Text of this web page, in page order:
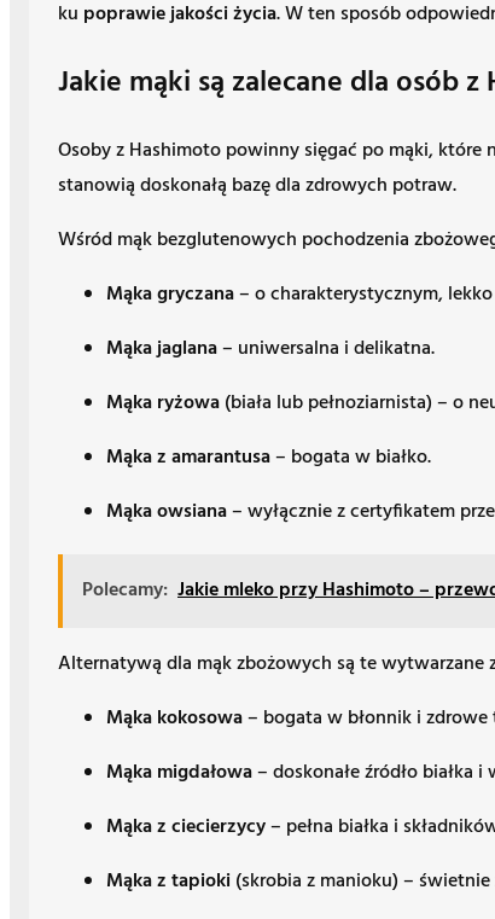
ku poprawie jakości życia. W ten sposób
Jakie mąki są zalecane dla osób z
Osoby z Hashimoto powinny sięgać po mąki,
stanowią doskonałą bazę dla zdrowych potraw.
Wśród mąk bezglutenowych pochodzenia
Mąka gryczana– o charakterystycznym,
Mąka jaglana– uniwersalna i delikatna.
Mąka ryżowa(biała lub pełnoziarnista) – o
Mąka z amarantusa– bogata w białko.
Mąka owsiana– wyłącznie z certyfikatem
Polecamy: Jakie mleko przy Hashimoto –
Alternatywą dla mąk zbożowych są te wytwarzane
Mąka kokosowa– bogata w błonnik i
Mąka migdałowa– doskonałe źródło białka
Mąka z ciecierzycy– pełna białka i
Mąka z tapioki(skrobia z manioku) –